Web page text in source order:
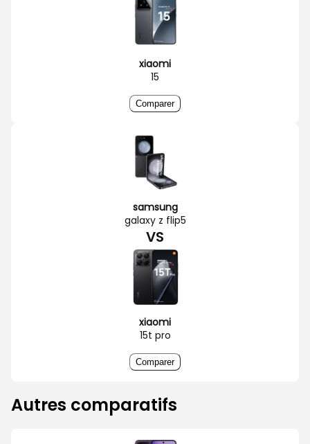
xiaomi
15
Comparer
samsung
galaxy z flip5
VS
xiaomi
15t pro
Comparer
Autres comparatifs